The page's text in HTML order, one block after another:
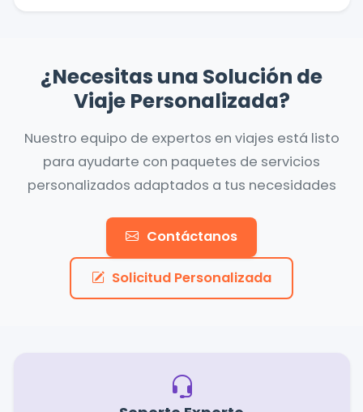
¿Necesitas una Solución de
Viaje Personalizada?
Nuestro equipo de expertos en viajes está listo
para ayudarte con paquetes de servicios
personalizados adaptados a tus necesidades
Contáctanos
Solicitud Personalizada